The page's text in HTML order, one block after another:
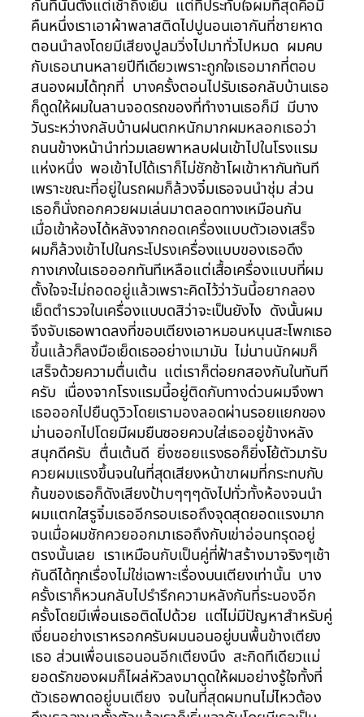
กันที่นั่นตั้งแต่เช้าถึงเย็น แต่ที่ประทับใจผมที่สุดคือมี
คืนหนึ่งเราเอาผ้าพลาสติดไปปูนอนเอากันที่ชายหาด
ตอนนำลงโดยมีเสียงปูลมวิ่งไปมาทั่วไปหมด ผมคบ
กับเธอนานหลายปีทีเดียวเพราะถูกใจเธอมากที่ตอบ
สนองผมได้ทุกที่ บางครั้งตอนไปรับเธอกลับบ้านเธอ
ก็ดูดให้ผมในลานจอดรถของที่ทำงานเธอก็มี มีบาง
วันระหว่างกลับบ้านฝนตกหนักมากผมหลอกเธอว่า
ถนนข้างหน้านำท่วมเลยพาหลบฝนเข้าไปในโรงแรม
แห่งหนึ่ง พอเข้าไปได้เราก็ไม่ชักช้าโผเข้าหากันทันที
เพราะขณะที่อยู่ในรถผมก็ล้วงจิ๋มเธอจนนำชุ่ม ส่วน
เธอก็นั่งถอกควยผมเล่นมาตลอดทางเหมือนกัน
เมื่อเข้าห้องได้หลังจากถอดเครื่องแบบตัวเองเสร็จ
ผมก็ล้วงเข้าไปในกระโปรงเครื่องแบบของเธอดึง
กางเกงในเธอออกทันทีเหลือแต่เสื้อเครื่องแบบที่ผม
ตั้งใจจะไม่ถอดอยู่แล้วเพราะคิดไว้ว่าวันนี้อยากลอง
เย็ดตำรวจในเครื่องแบบดสิว่าจะเป็นยังไง ดังนั้นผม
จึงจับเธอพาดลงที่ขอบเตียงเอาหมอนหนุนสะโพกเธอ
ขึ้นแล้วก็ลงมือเย็ดเธออย่างเมามัน ไม่นานนักผมก็
เสร็จด้วยความตื่นเต้น แต่เราก็ต่อยกสองกันในทันที
ครับ เนื่องจากโรงแรมนี้อยู่ติดกับทางด่วนผมจึงพา
เธอออกไปยืนดูวิวโดยเรามองลอดผ่านรอยแยกของ
ม่านออกไปโดยมีผมยืนซอยควบใส่เธออยู่ข้างหลัง
สนุกดีครับ ตื่นเต้นดี ยิ่งซอยแรงธอก็ยิ่งโย้ตัวมารับ
ควยผมแรงขึ้นจนในที่สุดเสียงหน้าขาผมที่กระทบกับ
ก้นของเธอก็ดังเสียงป้าบๆๆๆดังไปทั่วทั้งห้องจนนำ
ผมแตกใสรูจิ๋มเธออีกรอบเธอถึงจุดสุดยอดแรงมาก
จนเมื่อผมชักควยออกมาเธอถึงกับเข่าอ่อนทรุดอยู่
ตรงนั้นเลย เราเหมือนกับเป็นคู่ที่ฟ้าสร้างมาจริงๆเช้า
กันดีได้ทุกเรื่องไม่ใช่เฉพาะเรื่องบนเตียงเท่านั้น บาง
ครั้งเราก็หวนกลับไปรำรึกความหลังกันที่ระนองอีก
ครั้งโดยมีเพื่อนเธอติดไปด้วย แต่ไม่มีปัญหาสำหรับคู่
เงี่ยนอย่างเราหรอกครับผมนอนอยู่บนพื้นข้างเตียง
เธอ ส่วนเพื่อนเธอนอนอีกเตียงนึง สะกิดทีเดียวแม่
ยอดรักของผมก็ไผล่หัวลงมาดูดให้ผมอย่างรู้ใจทั้งที่
ตัวเธอพาดอยู่บนเตียง จนในที่สุดผมทนไม่ไหวต้อง